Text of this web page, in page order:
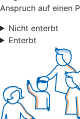
Anspruch auf einen
Nicht enterbt
Enterbt